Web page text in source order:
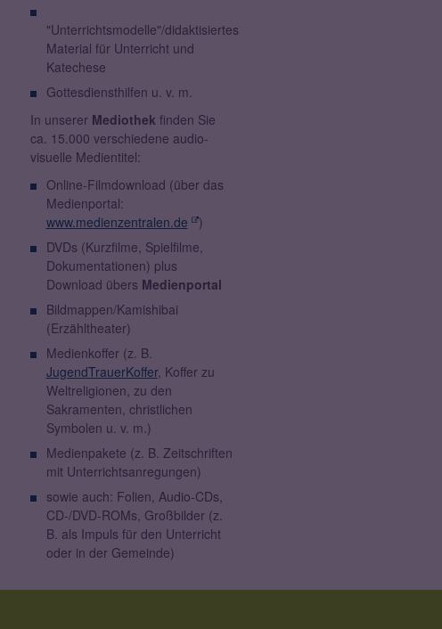
"Unterrichtsmodelle"/didaktisiertes
Material für Unterricht und
Katechese
Gottesdiensthilfen u. v. m.
In unserer Mediothek finden Sie
ca. 15.000 verschiedene audio-
visuelle Medientitel:
Online-Filmdownload (über das
Medienportal:
www.medienzentralen.de
)
DVDs (Kurzfilme, Spielfilme,
Dokumentationen) plus
Download übers Medienportal
Bildmappen/Kamishibai
(Erzähltheater)
Medienkoffer (z. B.
JugendTrauerKoffer, Koffer zu
Weltreligionen, zu den
Sakramenten, christlichen
Symbolen u. v. m.)
Medienpakete (z. B. Zeitschriften
mit Unterrichtsanregungen)
sowie auch: Folien, Audio-CDs,
CD-/DVD-ROMs, Großbilder (z.
B. als Impuls für den Unterricht
oder in der Gemeinde)